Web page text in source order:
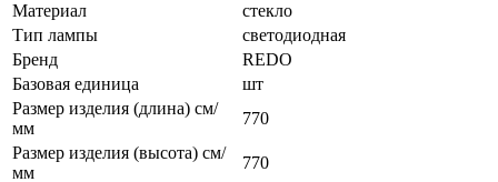
Материал
стекло
Тип лампы
светодиодная
Бренд
REDO
Базовая единица
шт
Размер изделия (длина) см/
мм
770
Размер изделия (высота) см/
мм
770